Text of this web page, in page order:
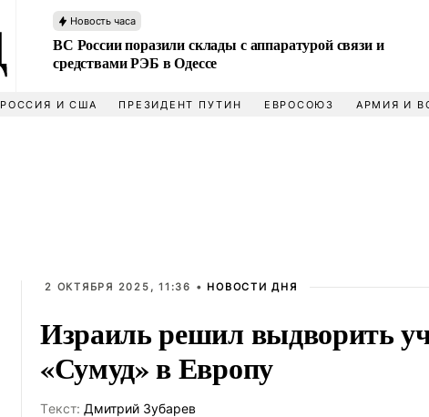
Новость часа
ВС России поразили склады с аппаратурой связи и
средствами РЭБ в Одессе
РОССИЯ И США ПРЕЗИДЕНТ ПУТИН ЕВРОСОЮЗ АРМИЯ И
2 ОКТЯБРЯ 2025, 11:36 • НОВОСТИ ДНЯ
Израиль решил выдворить
«Сумуд» в Европу
Tекст: Дмитрий Зубарев